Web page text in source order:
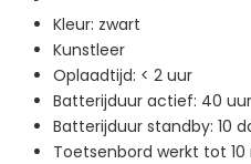
Kleur: zwart
Kunstleer
Oplaadtijd: < 2 uur
Batterijduur actief: 40 uur
Batterijduur standby: 10
Toetsenbord werkt tot